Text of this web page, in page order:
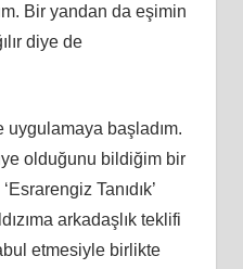
Bir yandan da eşimin
diye de
uygulamaya başladım.
olduğunu bildiğim bir
Tanıdık’
arkadaşlık teklifi
etmesiyle birlikte